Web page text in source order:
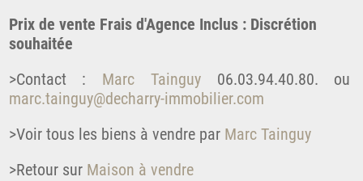
Prix de vente Frais d'Agence Inclus : Discrétion
souhaitée
>Contact : Marc Tainguy06.03.94.40.80. ou
marc.tainguy@decharry-immobilier.com
>Voir tous les biens à vendre parMarc Tainguy
>Retour surMaison à vendre